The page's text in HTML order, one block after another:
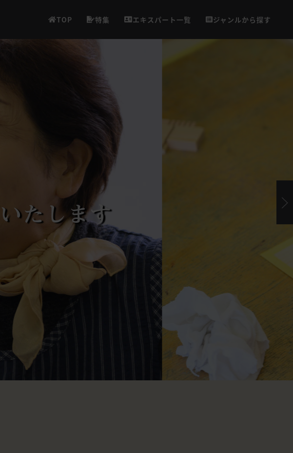
TOP 特集 エキスパート一覧 ジャンルから探す
いたします